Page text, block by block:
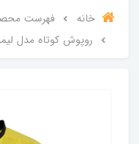
خانه
فهرست
روپوش کوتاه مدل